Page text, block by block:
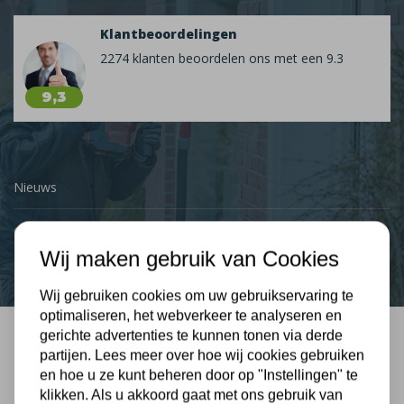
9,3
Klantbeoordelingen
2274 klanten beoordelen ons met een 9.3
Nieuws
Contact
Bel mij terug
Gratis, vrijblijvend advies
Wij maken gebruik van Cookies
Wij gebruiken cookies om uw gebruikservaring te
optimaliseren, het webverkeer te analyseren en
gerichte advertenties te kunnen tonen via derde
partijen. Lees meer over hoe wij cookies gebruiken
en hoe u ze kunt beheren door op "Instellingen" te
klikken. Als u akkoord gaat met ons gebruik van